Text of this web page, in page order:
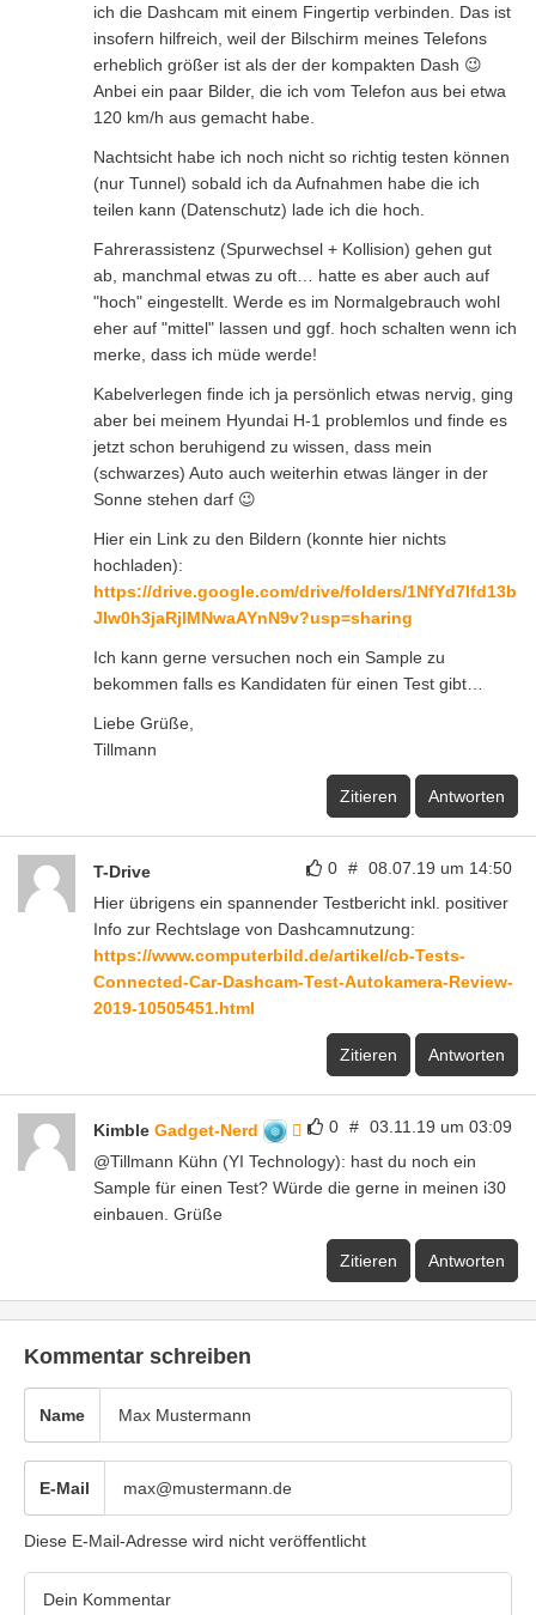
ich die Dashcam mit einem Fingertip verbinden. Das ist
insofern hilfreich, weil der Bilschirm meines Telefons
erheblich größer ist als der der kompakten Dash 😉
Anbei ein paar Bilder, die ich vom Telefon aus bei etwa
120 km/h aus gemacht habe.
Nachtsicht habe ich noch nicht so richtig testen können
(nur Tunnel) sobald ich da Aufnahmen habe die ich
teilen kann (Datenschutz) lade ich die hoch.
Fahrerassistenz (Spurwechsel + Kollision) gehen gut
ab, manchmal etwas zu oft… hatte es aber auch auf
"hoch" eingestellt. Werde es im Normalgebrauch wohl
eher auf "mittel" lassen und ggf. hoch schalten wenn ich
merke, dass ich müde werde!
Kabelverlegen finde ich ja persönlich etwas nervig, ging
aber bei meinem Hyundai H-1 problemlos und finde es
jetzt schon beruhigend zu wissen, dass mein
(schwarzes) Auto auch weiterhin etwas länger in der
Sonne stehen darf 😉
Hier ein Link zu den Bildern (konnte hier nichts
hochladen):
https://drive.google.com/drive/folders/1NfYd7lfd13b
JIw0h3jaRjlMNwaAYnN9v?usp=sharing
Ich kann gerne versuchen noch ein Sample zu
bekommen falls es Kandidaten für einen Test gibt…
Liebe Grüße,
Tillmann
Zitieren Antworten
0 # 08.07.19 um 14:50
T-Drive
Hier übrigens ein spannender Testbericht inkl. positiver
Info zur Rechtslage von Dashcamnutzung:
https://www.computerbild.de/artikel/cb-Tests-
Connected-Car-Dashcam-Test-Autokamera-Review-
2019-10505451.html
Zitieren Antworten
0 # 03.11.19 um 03:09
Kimble Gadget-Nerd
@Tillmann Kühn (YI Technology): hast du noch ein
Sample für einen Test? Würde die gerne in meinen i30
einbauen. Grüße
Zitieren Antworten
Kommentar schreiben
Name
E-Mail
Diese E-Mail-Adresse wird nicht veröffentlicht